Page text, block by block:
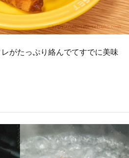
がたっぷり絡んでてすでに美味